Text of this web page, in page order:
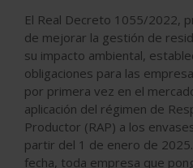
El Real Decreto 1055/2022,
de mejorar la gestión de
su impacto ambiental,
obligaciones para las
por primera vez en el
aplicación del régimen de
Productor (RAP) a los
partir del 1 de enero de
fecha, toda empresa que